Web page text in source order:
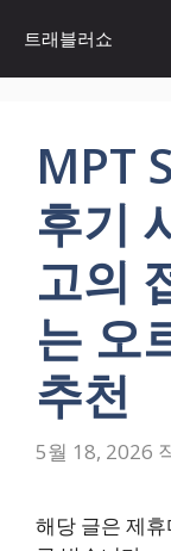
츠
트래블러쇼
MPT
후기
고의
는 오
추천
5월 18, 2026
해당 글은 제